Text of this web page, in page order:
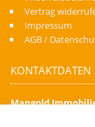
Vertrag
Impressum
AGB /
KONTAKTDATEN
Mangold